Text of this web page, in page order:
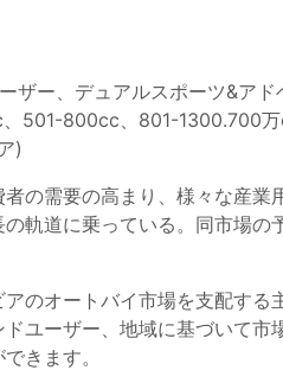
ザー、デュアルスポーツ&ア
501-800cc、801-1300.700
)
の需要の高まり、様々な産
軌道に乗っている。同市場
のオートバイ市場を支配す
ユーザー、地域に基づいて
きます。